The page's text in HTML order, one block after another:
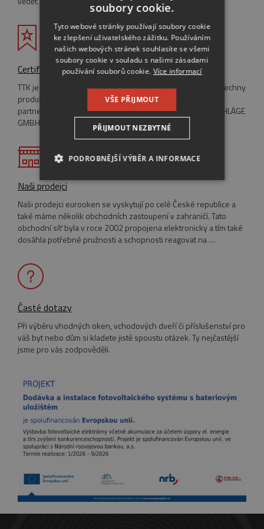
Certifikáty
TTK je držitelem systémové certifikace ISO 9001:2001 a všechny
produkty mají Certifikáty o vlastnosti výrobku. TTK je také
partnerem pro bezpečnost společnosti MAYER & CO BESCHLÄGE
GMBH.
Naši prodejci
Naši prodejci eurooken se vyskytují po celé České republice a
také máme několik obchodních zastoupení v zahraničí. Tato
obchodní síť byla v roce 2002 propojena elektronicky a tím také
dosáhla potřebné pružnosti a schopnosti reagovat na …
Časté dotazy
Při výběru vhodných oken, vchodových dveří či příslušenství pro
váš byt nebo dům si kladete jistě spoustu otázek. Ty nejčastější
jsme pro vás zodpověděli.
RUSSIAN
GERMAN
soubory cookie.
Tyto webové stránky používají soubory cookie
ke zlepšení uživatelského zážitku. Používáním
našich webových stránek souhlasíte se všemi
soubory cookie v souladu s našimi zásadami
používání souborů cookie. Více informací
VŠE PŘIJMOUT
PŘIJMOUT NEZBYTNÉ
PODROBNĚJŠÍ VÝBĚR A INFORMACE
NEZBYTNĚ NUTNÉ SOUBORY
VÝKONOVÉ SOUBORY
SOUBORY CÍLENÍ
Nezbytně nutné soubory
Nezbytně nutné soubory cookie umožňují
základní funkce webových stránek, jako je
přihlášení uživatele a správa účtu. Webové
stránky nelze bez nezbytně nutných souborů
cookie správně používat.
pum-7412
*.eurooknattk.cz